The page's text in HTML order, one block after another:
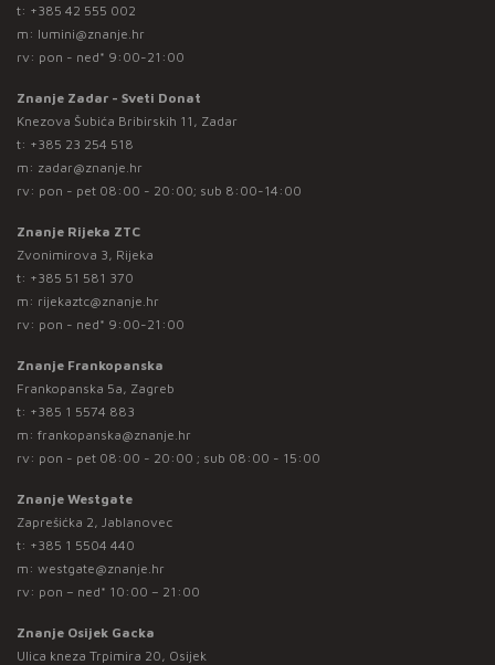
t: +385 42 555 002
m: lumini@znanje.hr
rv: pon - ned* 9:00-21:00
Znanje Zadar - Sveti Donat
Knezova Šubića Bribirskih 11, Zadar
t: +385 23 254 518
m: zadar@znanje.hr
rv: pon - pet 08:00 - 20:00; sub 8:00-14:00
Znanje Rijeka ZTC
Zvonimirova 3, Rijeka
t: +385 51 581 370
m: rijekaztc@znanje.hr
rv: pon - ned* 9:00-21:00
Znanje Frankopanska
Frankopanska 5a, Zagreb
t: +385 1 5574 883
m: frankopanska@znanje.hr
rv: pon - pet 08:00 - 20:00 ; sub 08:00 - 15:00
Znanje Westgate
Zaprešićka 2, Jablanovec
t: +385 1 5504 440
m: westgate@znanje.hr
rv: pon – ned* 10:00 – 21:00
Znanje Osijek Gacka
Ulica kneza Trpimira 20, Osijek